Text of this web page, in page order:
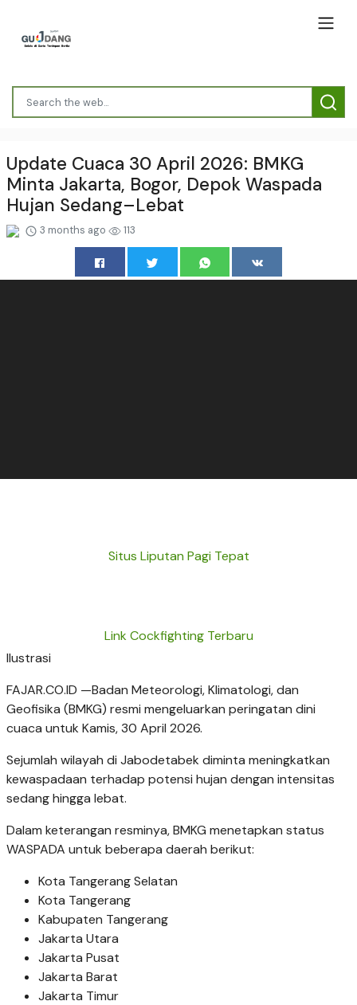
Update Cuaca 30 April 2026: BMKG
Minta Jakarta, Bogor, Depok Waspada
Hujan Sedang–Lebat
3 months ago 113
Situs Liputan Pagi Tepat
Link Cockfighting Terbaru
Ilustrasi
FAJAR.CO.ID —Badan Meteorologi, Klimatologi, dan
Geofisika (BMKG) resmi mengeluarkan peringatan dini
cuaca untuk Kamis, 30 April 2026.
Sejumlah wilayah di Jabodetabek diminta meningkatkan
kewaspadaan terhadap potensi hujan dengan intensitas
sedang hingga lebat.
Dalam keterangan resminya, BMKG menetapkan status
WASPADA untuk beberapa daerah berikut:
Kota Tangerang Selatan
Kota Tangerang
Kabupaten Tangerang
Jakarta Utara
Jakarta Pusat
Jakarta Barat
Jakarta Timur